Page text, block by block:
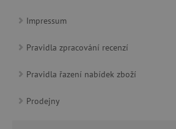
Impressum
Pravidla zpracování recenzí
Pravidla řazení nabídek zboží
Prodejny